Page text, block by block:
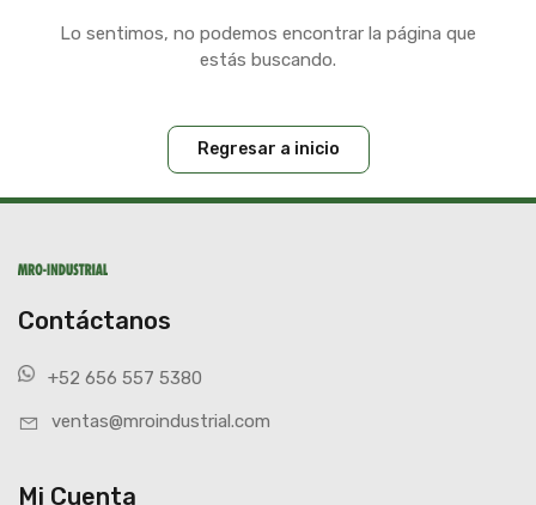
Lo sentimos, no podemos encontrar la página que
estás buscando.
Regresar a inicio
Contáctanos
+52 656 557 5380
ventas@mroindustrial.com
Mi Cuenta